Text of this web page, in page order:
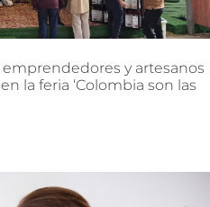
emprendedores y artesanos
en la feria ‘Colombia son las